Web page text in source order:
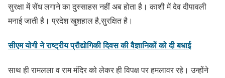
सुरक्षा में सेंध लगाने का दुस्साहस नहीं अब होता है। काशी में देव दीपावली
मनाई जाती है। प्रदेश खुशहाल है,सुरक्षित है।
सीएम योगी ने राष्ट्रीय प्रौद्योगिकी दिवस की वैज्ञानिकों को दी बधाई
साथ ही रामलला व राम मंदिर को लेकर ही विपक्ष पर हमलावर रहे। उन्होंने